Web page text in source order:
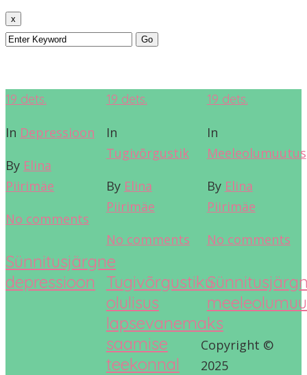
x
19 dets.
In Depressioon
By Elina
Piirimäe
No comments
Sünnitusjärgne
depressioon
19 dets.
In
Tugivõrgustik
By Elina
Piirimäe
No comments
Tugivõrgustiku
olulisus
lapsevanemaks
saamise
teekonnal
19 dets.
In
Meeleolumuutus
By Elina
Piirimäe
No comments
Copyright ©
2025